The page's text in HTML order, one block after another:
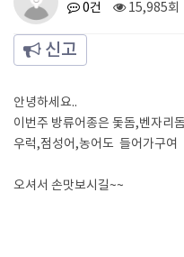
0건 15,985회
신고
안녕하세요..
이번주 방류어종은 돛돔,벤자리
우럭,점성어,농어도 들어가구여
오셔서 손맛보시길~~